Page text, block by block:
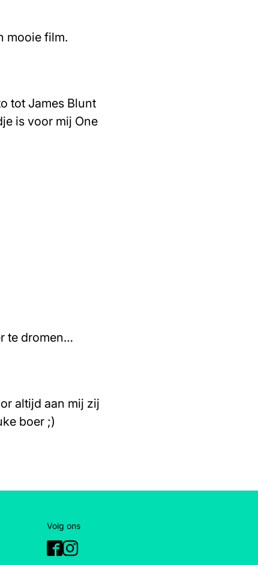
voor de nieuwsbrief en mis niets!
mooie film.
tot James Blunt
is voor mij One
te dromen…
altijd aan mij zij
boer ;)
Volg ons
Facebook
Instagram